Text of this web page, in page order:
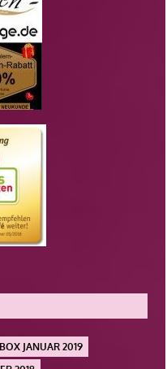
JANUAR 2019